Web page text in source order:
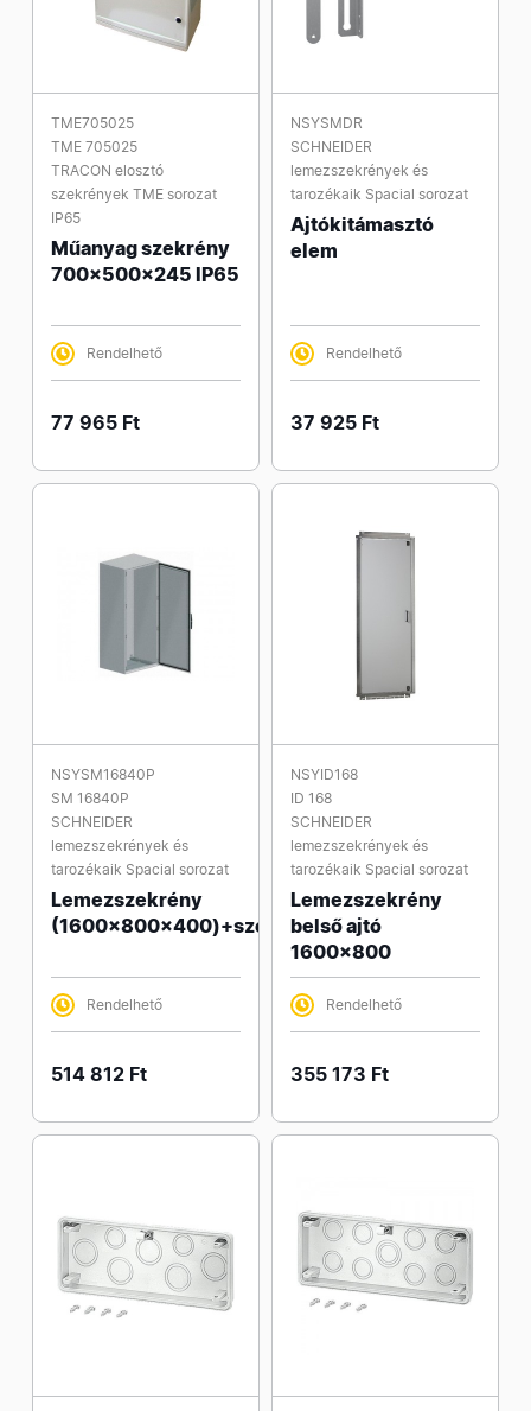
TME705025
TME 705025
TRACON elosztó
szekrények TME sorozat
IP65
Műanyag szekrény
700x500x245 IP65
Rendelhető
77 965 Ft
NSYSMDR
SCHNEIDER
lemezszekrények és
tarozékaik Spacial sorozat
Ajtókitámasztó
elem
Rendelhető
37 925 Ft
NSYSM16840P
SM 16840P
SCHNEIDER
lemezszekrények és
tarozékaik Spacial sorozat
Lemezszekrény
(1600x800x400)+szerlap
Rendelhető
514 812 Ft
NSYID168
ID 168
SCHNEIDER
lemezszekrények és
tarozékaik Spacial sorozat
Lemezszekrény
belső ajtó
1600x800
Rendelhető
355 173 Ft